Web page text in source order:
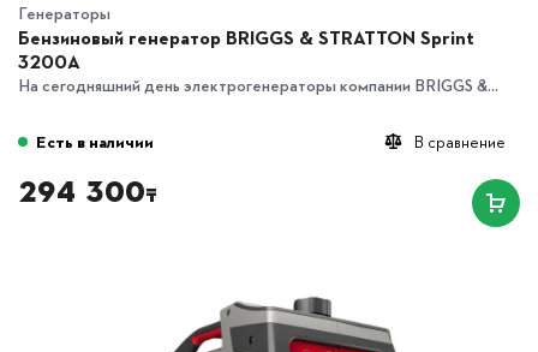
Генераторы
Бензиновый генератор BRIGGS & STRATTON Sprint
3200A
На сегодняшний день электрогенераторы компании BRIGGS &...
В сравнение
Есть в наличии
294 300₸